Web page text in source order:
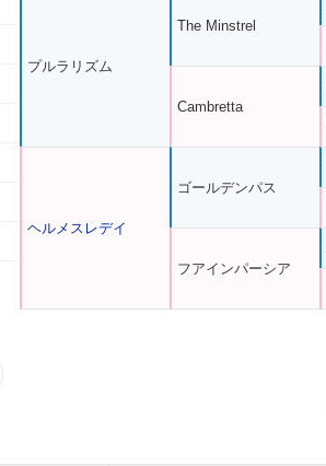
プルラリズム
ヘルメスレデイ
The Minstrel
Cambretta
ゴールデンパス
フアインパーシア